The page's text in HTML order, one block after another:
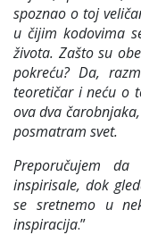
spoznao o toj
u čijim kodovima
života. Zašto su
pokreću? Da,
teoretičar i neću o
ova dva
posmatram svet.
Preporučujem
inspirisale, dok
se sretnemo u
inspiracija.”